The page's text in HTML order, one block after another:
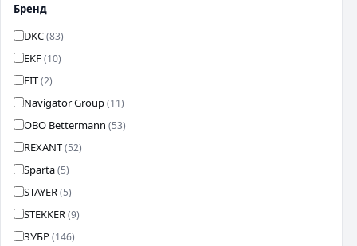
Бренд
DKC(83)
EKF(10)
FIT(2)
Navigator Group(11)
OBO Bettermann (53)
REXANT(52)
Sparta(5)
STAYER(5)
STEKKER(9)
ЗУБР(146)